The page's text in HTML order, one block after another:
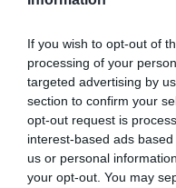
If you wish to opt-out of
processing of your
targeted advertising by
section to confirm your
opt-out request is
interest-based ads
us or personal
your opt-out. You may
αντιμετωπίζουμε
σταθερό οδηγό
προσφέροντας
στις προσδοκίες
πολυπλοκότητα
Μπορείτε να